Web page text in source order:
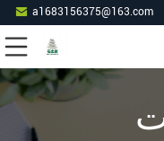
a1683156375@163.com